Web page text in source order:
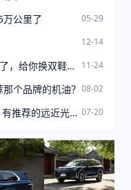
公里了 05-29
12-14
斯巴鲁XV15款，9岁了，给你换双鞋子吧！ 11-24
个品牌的机油？ 08-02
斯巴鲁XV灯光升级，有推荐的远近光改装方案吗？ 07-20